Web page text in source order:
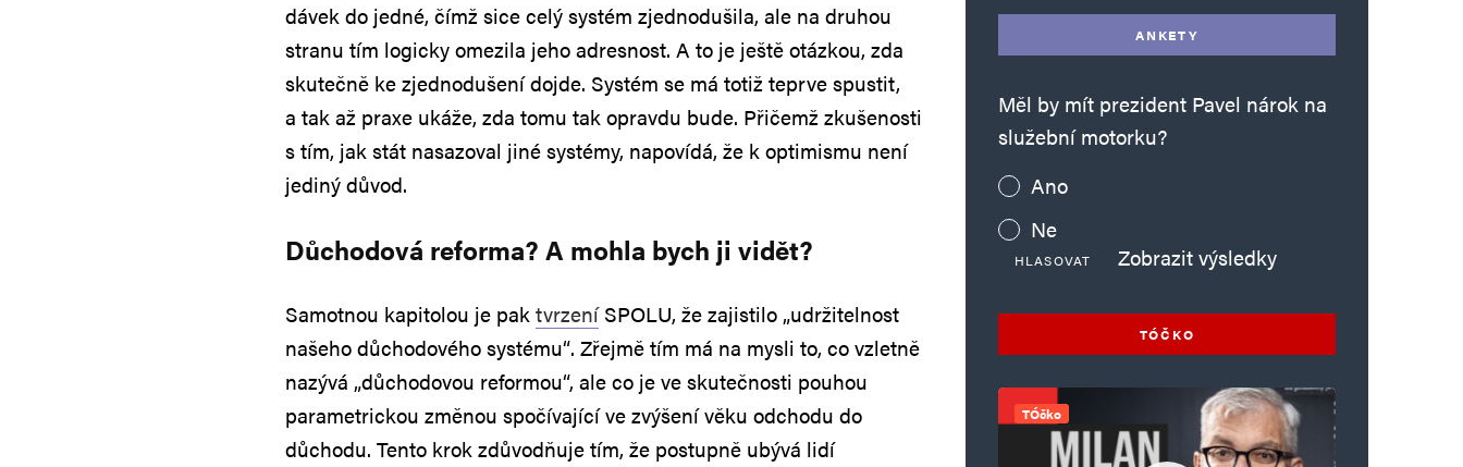
dávek do jedné, čímž sice celý systém zjednodušila, ale na druhou
stranu tím logicky omezila jeho adresnost. A to je ještě otázkou, zda
skutečně ke zjednodušení dojde. Systém se má totiž teprve spustit,
a tak až praxe ukáže, zda tomu tak opravdu bude. Přičemž zkušenosti
s tím, jak stát nasazoval jiné systémy, napovídá, že k optimismu není
jediný důvod.
Důchodová reforma? A mohla bych ji vidět?
Samotnou kapitolou je paktvrzeníSPOLU, že zajistilo „udržitelnost
našeho důchodového systému“. Zřejmě tím má na mysli to, co vzletně
nazývá „důchodovou reformou“, ale co je ve skutečnosti pouhou
parametrickou změnou spočívající ve zvýšení věku odchodu do
důchodu. Tento krok zdůvodňuje tím, že postupně ubývá lidí
ANKETY
Měl by mít prezident Pavel nárok na
služební motorku?
Ano
Ne
HLASOVAT Zobrazit výsledky
TÓČKO
TÓčko